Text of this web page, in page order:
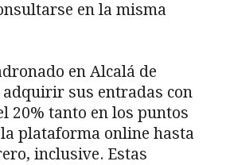
en la misma
en Alcalá de
sus entradas con
20% tanto en los puntos
plataforma online hasta
inclusive. Estas